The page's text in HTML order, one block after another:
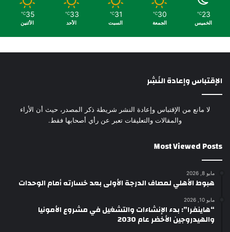
23
℃
الخميس
30
℃
الجمعة
31
℃
السبت
33
℃
الأحد
35
℃
الأثنين
الإقتباس وإعادة النَشِر
لا مانع من الإقتباس وإعادة النشر شريطة ذكر المصدر، حيث أن الأراء
والمقالات والتعليقات تعبر عن رأي أصحابها فقط.
Most Viewed Posts
مايو 8, 2026
هبوط الأهلي لمصاف الدرجة الأولى بعد خسارته أمام الوحدات
مايو 10, 2026
“هاينفرا”: بدء الإنشاءات والتشغيل في مشروع الأمونيا
والهيدروجين الأخضر عام 2030